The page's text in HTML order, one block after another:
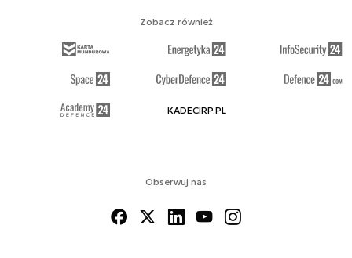
Obserwuj nas
Zobacz również
KADECIRP.PL